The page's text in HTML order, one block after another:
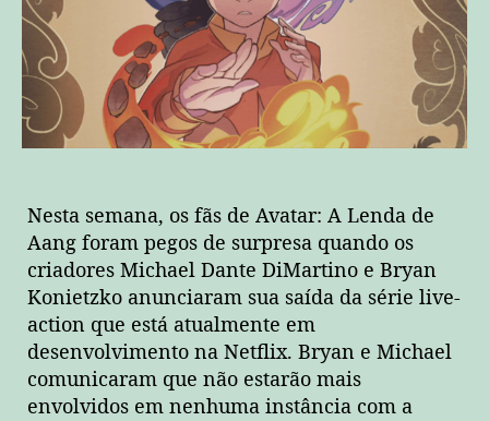
Nesta semana, os fãs de Avatar: A Lenda de
Aang foram pegos de surpresa quando os
criadores Michael Dante DiMartino e Bryan
Konietzko anunciaram sua saída da série live-
action que está atualmente em
desenvolvimento na Netflix. Bryan e Michael
comunicaram que não estarão mais
envolvidos em nenhuma instância com a